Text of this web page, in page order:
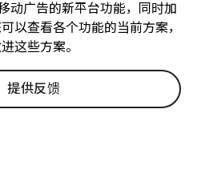
动广告的新平台功能，同时加
以查看各个功能的当前方案，
这些方案。
提供反馈